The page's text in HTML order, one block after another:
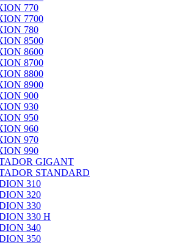
770
7700
780
8500
8600
8700
8800
8900
900
930
950
960
970
990
GIGANT
STANDARD
310
320
330
330 H
340
350